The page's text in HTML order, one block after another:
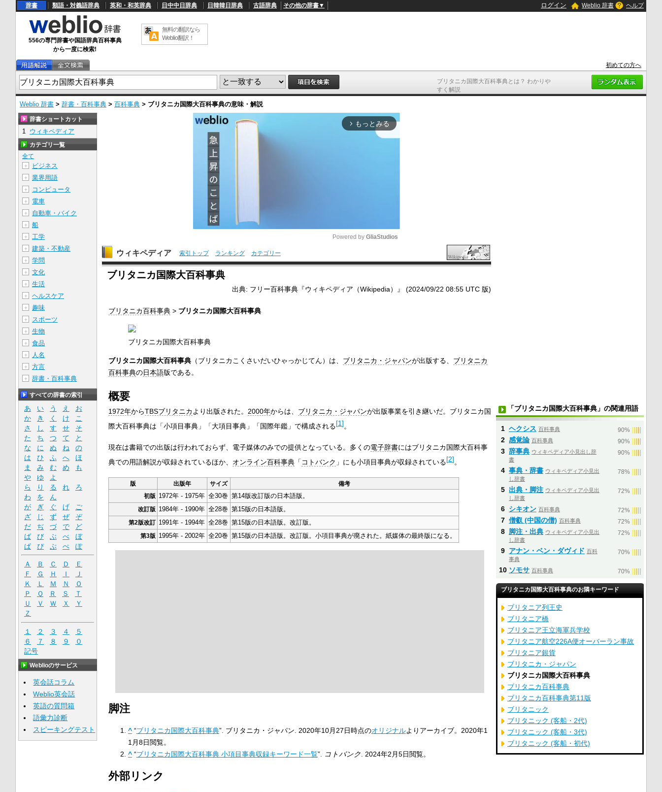
ブリタニカ国際大百科事典とは？ わかりや
すく解説
辞書 類語・対義語辞典 英和・和英辞典 日中中日辞典 日韓韓日辞典 古語辞典 その他の辞書▼ ログイン Weblio 辞書 ヘルプ
556の専門辞書や国語辞典百科事典
から一度に検索!
無料の翻訳なら
Weblio翻訳！
初めての方へ
Weblio 辞書 > 辞書・百科事典 > 百科事典 > ブリタニカ国際大百科事典の意味・解説
arrow_forward_ios もっとみる
M
t
Powered by GliaStudios
ウィキペディア 索引トップ ランキング カテゴリー
ブリタニカ国際大百科事典
出典: フリー百科事典『ウィキペディア（Wikipedia）』 (2024/09/22 08:55 UTC 版)
ブリタニカ百科事典> ブリタニカ国際大百科事典
ブリタニカ国際大百科事典
ブリタニカ国際大百科事典（ブリタニカこくさいだいひゃっかじてん）は、 ブリタニカ・ジャパンが出版する、 ブリタニカ
百科事典の日本語版である。
概要
1972年からTBSブリタニカより出版された。 2000年からは、 ブリタニカ・ジャパンが出版事業を引き継いだ。ブリタニカ国
際大百科事典は「小項目事典」「大項目事典」「国際年鑑」で構成される[1]。
現在は書籍での出版は行われておらず、電子媒体のみでの提供となっている。多くの電子辞書にはブリタニカ国際大百科事
典での用語解説が収録されているほか、 オンライン百科事典「 コトバンク 」にも小項目事典が収録されている[2]。
版 出版年 サイズ
備考
初版
1972年 - 1975年 全30巻 第14版改訂版の日本語版。
改訂版 1984年 - 1990年 全28巻 第15版の日本語版。
第2版改訂 1991年 - 1994年 全28巻 第15版の日本語版。改訂版。
第3版 1995年 - 2002年 全20巻 第15版の日本語版。改訂版。小項目事典が廃された。紙媒体の最終版になる。
脚注
^ “ブリタニカ国際大百科事典”. ブリタニカ・ジャパン. 2020年10月27日時点のオリジナルよりアーカイブ。 2020年1
1月8日閲覧。
^ “ブリタニカ国際大百科事典 小項目事典収録キーワード一覧”. コトバンク. 2024年2月5日閲覧。
外部リンク
辞書ショートカット
1 ウィキペディア
カテゴリ一覧
全て
＋
ビジネス
＋ 業界用語
＋ コンピュータ
＋ 電車
＋ 自動車・バイク
＋ 船
＋ 工学
＋ 建築・不動産
＋ 学問
＋ 文化
＋ 生活
＋ ヘルスケア
＋ 趣味
＋ スポーツ
＋ 生物
＋ 食品
＋ 人名
＋ 方言
＋ 辞書・百科事典
すべての辞書の索引
あ い う え
お
か
き く け
こ
さ
し す せ
そ
た
ち つ て
と
な
に ぬ ね
の
は
ひ ふ へ
ほ
ま
み む め
も
や
ゆ
よ
ら
り る れ
ろ
わ
を
ん
が
ぎ ぐ げ
ご
ざ
じ ず ぜ
ぞ
だ
ぢ づ で
ど
ば
び ぶ べ
ぼ
ぱ
ぴ ぷ ぺ ぽ
Ａ Ｂ Ｃ Ｄ
Ｅ
Ｆ
Ｇ Ｈ Ｉ
Ｊ
Ｋ
Ｌ Ｍ Ｎ
Ｏ
Ｐ
Ｑ Ｒ Ｓ
Ｔ
Ｕ
Ｖ Ｗ Ｘ
Ｙ
Ｚ
１ ２ ３ ４
５
６
７ ８ ９
０
記号
Weblioのサービス
英会話コラム
Weblio英会話
英語の質問箱
語彙力診断
スピーキングテスト
「ブリタニカ国際大百科事典」の関連用語
1 ヘクシス 百科事典 90%
2 感覚論 百科事典 90%
3 辞事典 ウィキペディア小見出し辞
書
90%
4 事典・辞書 ウィキペディア小見出
し辞書
78%
5 出典・脚注 ウィキペディア小見出
し辞書
72%
6 シキオン 百科事典 72%
7 僧叡 (中国の僧) 百科事典 72%
8 脚注・出典 ウィキペディア小見出
し辞書
72%
9 アナン・ベン・ダヴィド 百科
事典
70%
10 ソモサ 百科事典 70%
ブリタニカ国際大百科事典のお隣キーワード
ブリタニア列王史
ブリタニア橋
ブリタニア王立海軍兵学校
ブリタニア航空226A便オーバーラン事故
ブリタニア銀貨
ブリタニカ・ジャパン
ブリタニカ国際大百科事典
ブリタニカ百科事典
ブリタニカ百科事典第11版
ブリタニック
ブリタニック (客船・2代)
ブリタニック (客船・3代)
ブリタニック (客船・初代)